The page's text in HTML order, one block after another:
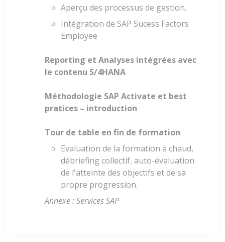
Aperçu des processus de gestion.
Intégration de SAP Sucess Factors
Employee
Reporting et Analyses intégrées avec
le contenu S/4HANA
Méthodologie SAP Activate et best
pratices – introduction
Tour de table en fin de formation
Evaluation de la formation à chaud,
débriefing collectif, auto-évaluation
de l'atteinte des objectifs et de sa
propre progression.
Annexe : Services SAP